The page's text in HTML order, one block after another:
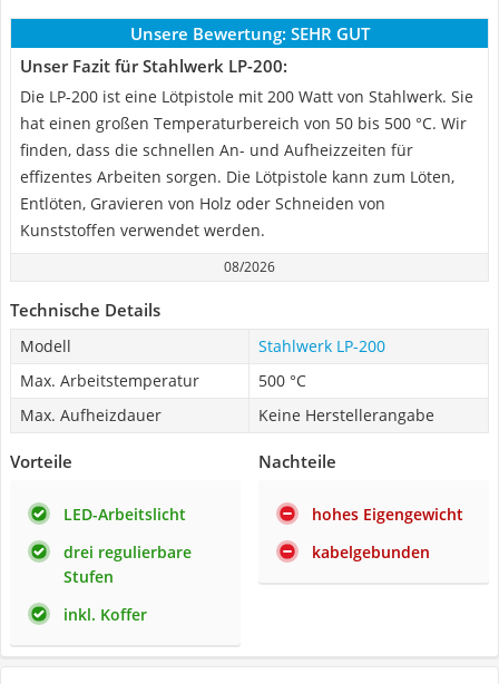
Unsere Bewertung: SEHR GUT
Unser Fazit für Stahlwerk LP-200:
Die LP-200 ist eine Lötpistole mit 200 Watt von Stahlwerk. Sie
hat einen großen Temperaturbereich von 50 bis 500 °C. Wir
finden, dass die schnellen An- und Aufheizzeiten für
effizentes Arbeiten sorgen. Die Lötpistole kann zum Löten,
Entlöten, Gravieren von Holz oder Schneiden von
Kunststoffen verwendet werden.
08/2026
Technische Details
Modell
Stahlwerk LP-200
Max. Arbeitstemperatur
500 °C
Max. Aufheizdauer
Keine Herstellerangabe
Vorteile
LED-Arbeitslicht
drei regulierbare
Stufen
inkl. Koffer
Nachteile
hohes Eigengewicht
kabelgebunden